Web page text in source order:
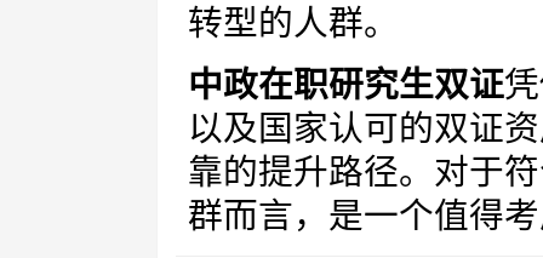
转型的人群。
中政在职研究生双证
以及国家认可的双证
靠的提升路径。对于
群而言，是一个值得